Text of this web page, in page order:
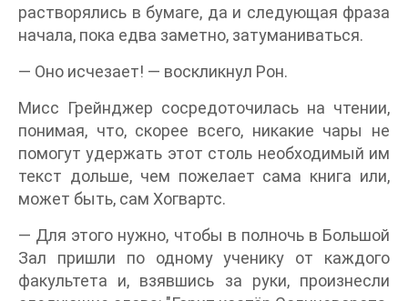
растворялись в бумаге, да и следующая фраза
начала, пока едва заметно, затуманиваться.
— Оно исчезает! — воскликнул Рон.
Мисс Грейнджер сосредоточилась на чтении,
понимая, что, скорее всего, никакие чары не
помогут удержать этот столь необходимый им
текст дольше, чем пожелает сама книга или,
может быть, сам Хогвартс.
— Для этого нужно, чтобы в полночь в Большой
Зал пришли по одному ученику от каждого
факультета и, взявшись за руки, произнесли